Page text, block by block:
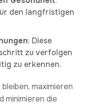
den langfristigen
: Diese
zu verfolgen
zu erkennen.
maximieren
minimieren die